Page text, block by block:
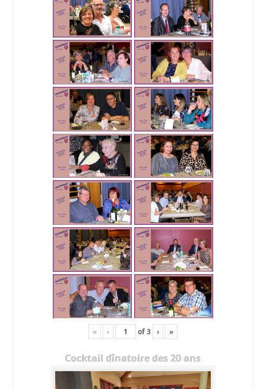
« ‹ of3 › »
Cocktail dînatoire des 20 ans